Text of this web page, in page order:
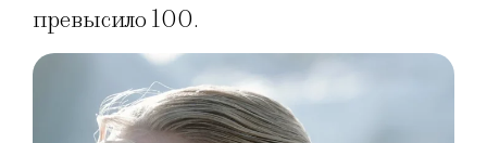
превысило 100.